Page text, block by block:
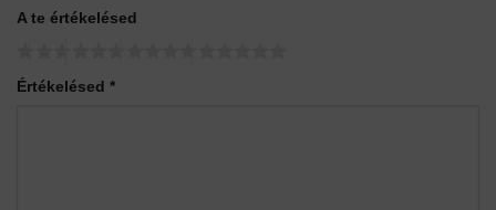
A te értékelésed
Értékelésed *